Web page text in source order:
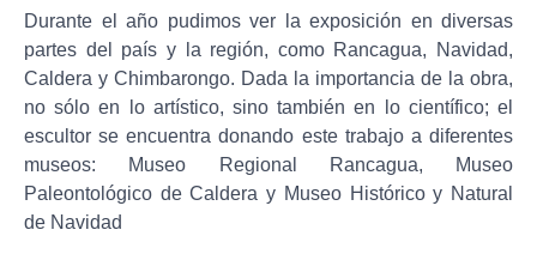
Durante el año pudimos ver la exposición en diversas
partes del país y la región, como Rancagua, Navidad,
Caldera y Chimbarongo. Dada la importancia de la obra,
no sólo en lo artístico, sino también en lo científico; el
escultor se encuentra donando este trabajo a diferentes
museos: Museo Regional Rancagua, Museo
Paleontológico de Caldera y Museo Histórico y Natural
de Navidad